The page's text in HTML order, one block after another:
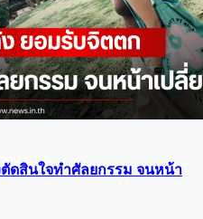
ดสินใจทำศัลยกรรม จนหน้า